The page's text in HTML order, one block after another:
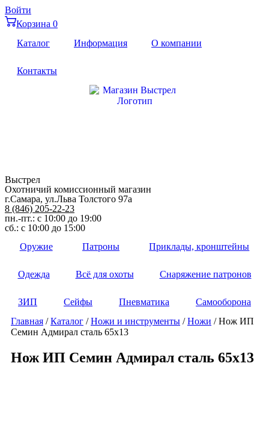
Перейти
к
содержимому
Войти
Корзина 0
Каталог
Информация О компании
Контакты
Выстрел
Охотничий комиссионный магазин
г.Самара, ул.Льва Толстого 97а
8 (846) 205-22-23
пн.-пт.: с 10:00 до 19:00
сб.: с 10:00 до 15:00
Оружие
Патроны Приклады, кронштейны
Одежда Всё для охоты Снаряжение патронов
ЗИП Сейфы Пневматика
Самооборона
Главная /Каталог /Ножи и инструменты /Ножи / Нож ИП
Семин Адмирал сталь 65х13
Нож ИП Семин Адмирал сталь 65х13